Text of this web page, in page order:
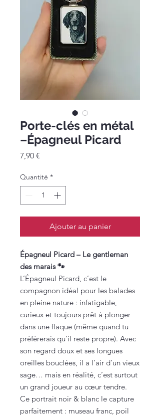
Porte-clés en métal
–Épagneul Picard
7,90 €
Quantité *
Ajouter au panier
Épagneul Picard – Le gentleman
des marais 🐾
L’Épagneul Picard, c’est le
compagnon idéal pour les balades
en pleine nature : infatigable,
curieux et toujours prêt à plonger
dans une flaque (même quand tu
préférerais qu’il reste propre). Avec
son regard doux et ses longues
oreilles bouclées, il a l’air d’un vieux
sage… mais en réalité, c’est surtout
un grand joueur au cœur tendre.
Ce portrait noir & blanc le capture
parfaitement : museau franc, poil